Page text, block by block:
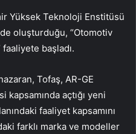
Yüksek Teknoloji Enstitüsü
oluşturduğu, “Otomotiv
faaliyete başladı.
Tofaş, AR-GE
açtığı yeni
faaliyet kapsamını
farklı marka ve modeller